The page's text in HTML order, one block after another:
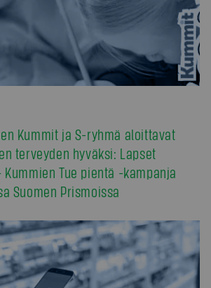
Kummit ja S-ryhmä aloittavat
terveyden hyväksi: Lapset
Tue pientä -kampanja
Suomen Prismoissa